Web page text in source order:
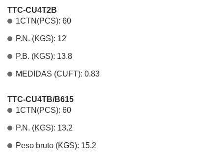
TTC-CU4T2B
1CTN(PCS): 60
P.N. (KGS): 12
P.B. (KGS): 13.8
MEDIDAS (CUFT): 0.83
TTC-CU4TB/B615
1CTN(PCS): 60
P.N. (KGS): 13.2
Peso bruto (KGS): 15.2